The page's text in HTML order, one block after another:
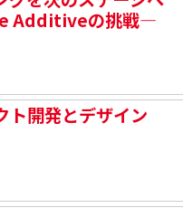
Additiveの挑戦―
ト開発とデザイン